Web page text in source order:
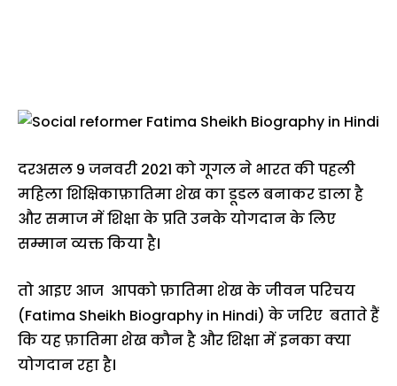
दरअसल 9 जनवरी 2021 को गूगल ने भारत की पहली
महिला शिक्षिकाफ़ातिमा शेख का डूडल बनाकर डाला है
और समाज में शिक्षा के प्रति उनके योगदान के लिए
सम्मान व्यक्त किया है।
तो आइए आज आपको फ़ातिमा शेख के जीवन परिचय
(Fatima Sheikh Biography in Hindi) के जरिए बताते हैं
कि यह फ़ातिमा शेख कौन है और शिक्षा में इनका क्या
योगदान रहा है।